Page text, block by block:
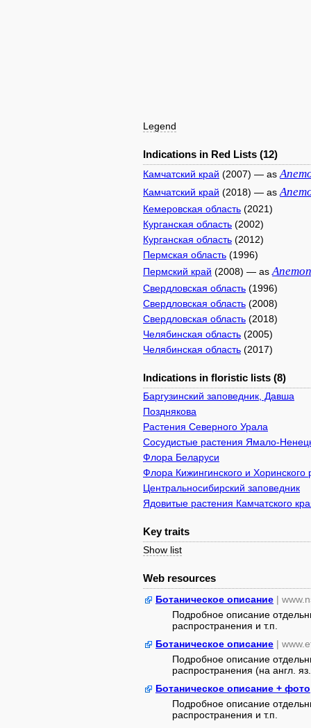
Legend
Indications in Red Lists (12)
Камчатский край (2007) — as
Камчатский край (2018) — as
Кемеровская область (2021)
Курганская область (2002)
Курганская область (2012)
Пермская область (1996)
Пермский край (2008) — as
Свердловская область (1996)
Свердловская область (2008)
Свердловская область (2018)
Челябинская область (2005)
Челябинская область (2017)
Indications in floristic lists (8)
Баргузинский заповедник, Давша
Позднякова
Растения Северного Урала
Сосудистые растения Ямало-
Флора Беларуси
Флора Кижингинского и Хоринского
Центральносибирский заповедник
Ядовитые растения Камчатского
Key traits
Show list
Web resources
Ботаническое описание |
Подробное описание
распространения и т.п.
Ботаническое описание |
Подробное описание
распространения (на англ.
Ботаническое описание + фото
Подробное описание
распространения и т.п.